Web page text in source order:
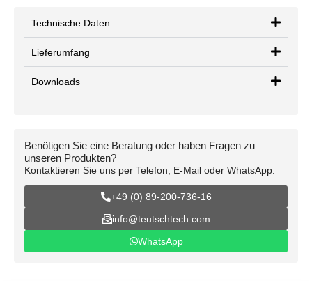
Technische Daten
Lieferumfang
Downloads
Benötigen Sie eine Beratung oder haben Fragen zu
unseren Produkten?
Kontaktieren Sie uns per Telefon, E-Mail oder WhatsApp:
+49 (0) 89-200-736-16
info@teutschtech.com
WhatsApp